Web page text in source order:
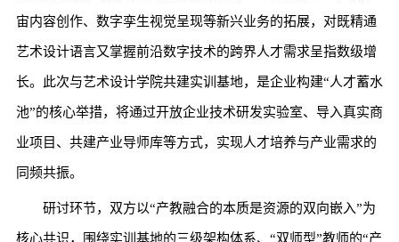
宙内容创作、数字孪生视觉呈现等新兴业务的拓展，对既精通
艺术设计语言又掌握前沿数字技术的跨界人才需求呈指数级增
长。此次与艺术设计学院共建实训基地，是企业构建“人才蓄水
池”的核心举措，将通过开放企业技术研发实验室、导入真实商
业项目、共建产业导师库等方式，实现人才培养与产业需求的
同频共振。
研讨环节，双方以“产教融合的本质是资源的双向嵌入”为
核心共识，围绕实训基地的三级架构体系、“双师型”教师的“产